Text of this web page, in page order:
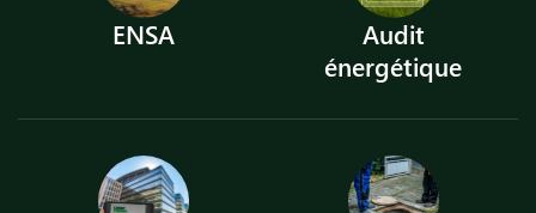
ENSA
Audit
énergétique